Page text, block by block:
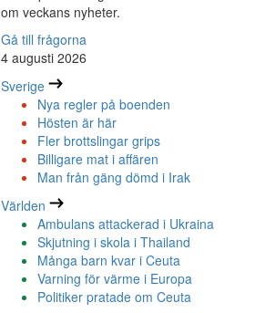
om veckans nyheter.
Gå till frågorna
4 augusti 2026
Sverige
Nya regler på boenden
Hösten är här
Fler brottslingar grips
Billigare mat i affären
Man från gäng dömd i Irak
Världen
Ambulans attackerad i Ukraina
Skjutning i skola i Thailand
Många barn kvar i Ceuta
Varning för värme i Europa
Politiker pratade om Ceuta